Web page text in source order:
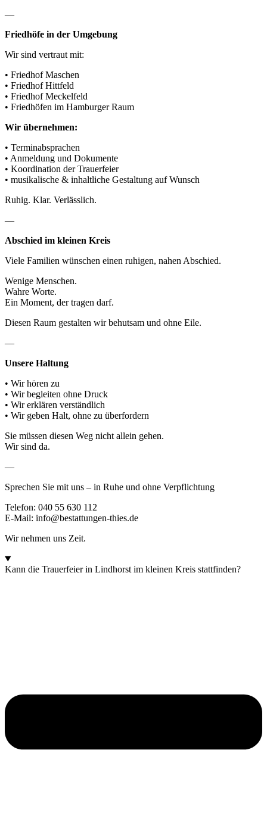
—
Friedhöfe in der Umgebung
Wir sind vertraut mit:
• Friedhof Maschen
• Friedhof Hittfeld
• Friedhof Meckelfeld
• Friedhöfen im Hamburger Raum
Wir übernehmen:
• Terminabsprachen
• Anmeldung und Dokumente
• Koordination der Trauerfeier
• musikalische & inhaltliche Gestaltung auf Wunsch
Ruhig. Klar. Verlässlich.
—
Abschied im kleinen Kreis
Viele Familien wünschen einen ruhigen, nahen Abschied.
Wenige Menschen.
Wahre Worte.
Ein Moment, der tragen darf.
Diesen Raum gestalten wir behutsam und ohne Eile.
—
Unsere Haltung
• Wir hören zu
• Wir begleiten ohne Druck
• Wir erklären verständlich
• Wir geben Halt, ohne zu überfordern
Sie müssen diesen Weg nicht allein gehen.
Wir sind da.
—
Sprechen Sie mit uns – in Ruhe und ohne Verpflichtung
Telefon: 040 55 630 112
E-Mail: info@bestattungen-thies.de
Wir nehmen uns Zeit.
Kann die Trauerfeier in Lindhorst im kleinen Kreis stattfinden?